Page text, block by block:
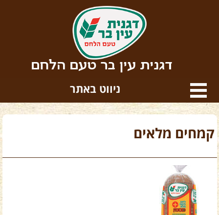
דגנית עין בר טעם הלחם
ניווט באתר
קמחים מלאים